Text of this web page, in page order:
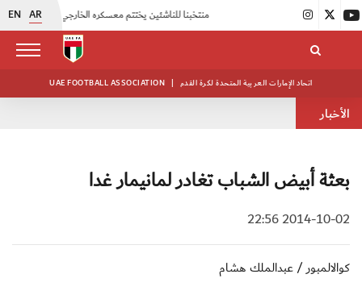
EN AR اتحاد الكرة يُنظم ورشة عمل للمراقبين المعتمدين |
UAE FOOTBALL ASSOCIATION | اتحاد الإمارات العربية المتحدة لكرة القدم
الأخبار
بعثة أبيض الشباب تغادر لمانيمار غدا
2014-10-02 22:56
كوالالمبور / عبدالملك هشام